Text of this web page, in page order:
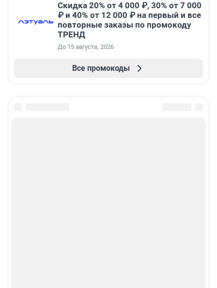
Скидка 20% от 4 000 ₽, 30% от 7 000
₽ и 40% от 12 000 ₽ на первый и все
повторные заказы по промокоду
ТРЕНД
До 15 августа, 2026
Все промокоды